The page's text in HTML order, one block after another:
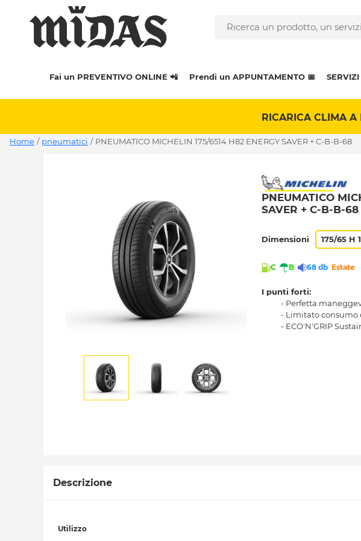
Fai un PREVENTIVO ONLINE 📲 Prendi un APPUNTAMENTO 📅 SERVIZI
RICARICA CLIMA
Home / pneumatici / PNEUMATICO MICHELIN 175/6514 H82 ENERGY SAVER + C-B-B-68
PNEUMATICO
SAVER + C-B-B-68
Dimensioni 175/65 H
C B 68 db Estate
I punti forti:
- Perfetta
- Limitato consumo
- ECO'N'GRIP
Descrizione
Utilizzo